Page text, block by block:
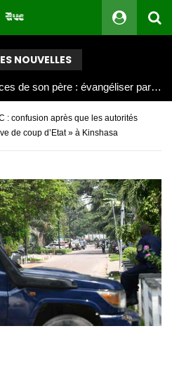
NOUVELLES
Joy Clerf Derisier, sur les traces de son père : évangéliser par la musique
: confusion après que les autorités
de coup d’Etat » à Kinshasa